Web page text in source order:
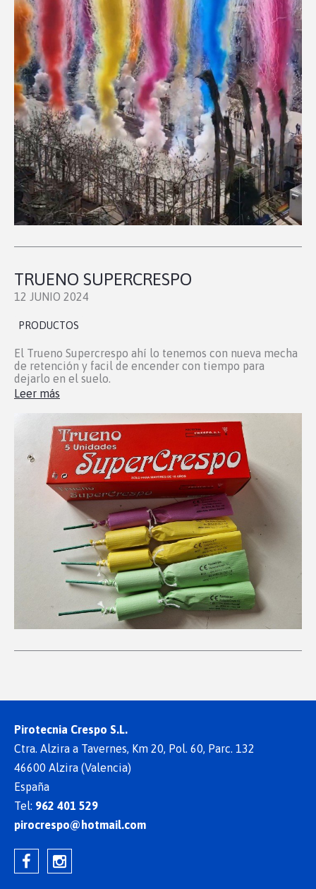
TRUENO SUPERCRESPO
12 JUNIO 2024
PRODUCTOS
El Trueno Supercrespo ahí lo tenemos con nueva mecha
de retención y facil de encender con tiempo para
dejarlo en el suelo.
Leer más
Pirotecnia Crespo S.L.
Ctra. Alzira a Tavernes, Km 20, Pol. 60, Parc. 132
46600 Alzira (Valencia)
España
Tel: 962 401 529
pirocrespo@hotmail.com